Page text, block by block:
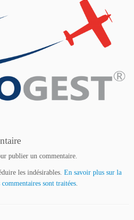
publier un commentaire.
les indésirables. En savoir plus sur la
sont traitées.